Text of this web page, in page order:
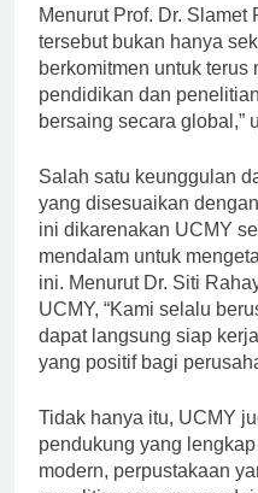
Menurut Prof. Dr. Slamet
tersebut bukan hanya
berkomitmen untuk terus
pendidikan dan
Salah satu keunggulan
yang disesuaikan
ini dikarenakan UCMY
mendalam untuk
ini. Menurut Dr. Siti
UCMY, “Kami selalu
dapat langsung siap
Tidak hanya itu, UCMY
pendukung yang